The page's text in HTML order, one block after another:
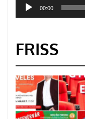
00:00
FRISS